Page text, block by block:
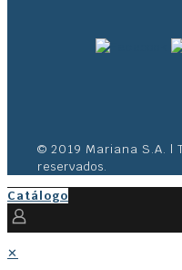
© 2019 Mariana S.A. |
reservados.
Catálogo
✕